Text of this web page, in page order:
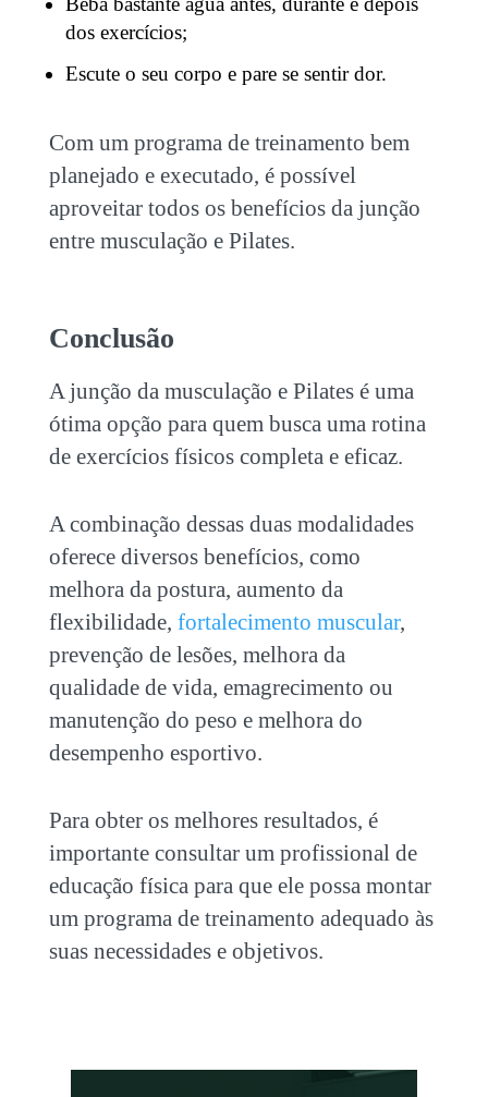
dos exercícios;
Escute o seu corpo e pare se sentir dor.
Com um programa de treinamento bem
planejado e executado, é possível
aproveitar todos os benefícios da junção
entre musculação e Pilates.
Conclusão
A junção da musculação e Pilatesé uma
ótima opção para quem busca uma rotina
de exercícios físicos completa e eficaz.
A combinação dessas duas modalidades
oferece diversos benefícios, como
melhora da postura, aumento da
flexibilidade, fortalecimento muscular,
prevenção de lesões, melhora da
qualidade de vida, emagrecimento ou
manutenção do peso e melhora do
desempenho esportivo.
Para obter os melhores resultados, é
importante consultar um profissional de
educação física para que ele possa montar
um programa de treinamento adequado às
suas necessidades e objetivos.